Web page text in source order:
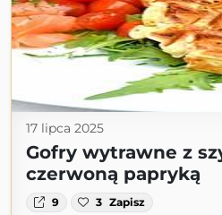
17 lipca 2025
Gofry wytrawne z
czerwoną papryką
9 3 Zapisz